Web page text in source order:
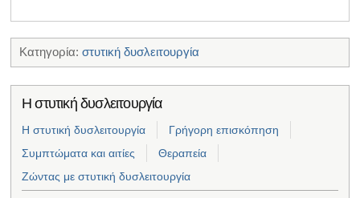
Κατηγορία: στυτική δυσλειτουργία
Η στυτική δυσλειτουργία
Η στυτική δυσλειτουργία
Γρήγορη επισκόπηση
Συμπτώματα και αιτίες
Θεραπεία
Ζώντας με στυτική δυσλειτουργία